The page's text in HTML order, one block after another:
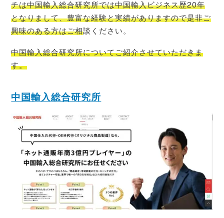
チは中国輸入総合研究所では中国輸入ビジネス歴20年
となりまして、豊富な経験と実績がありますので是非ご
興味のある方はご相談ください。
中国輸入総合研究所についてご紹介させていただきま
す。
中国輸入総合研究所